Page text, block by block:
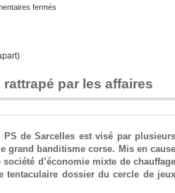
fermés
suivre
par les affaires
de Sarcelles est visé par plusieurs
grand banditisme corse. Mis en cause
d’économie mixte de chauffage
tentaculaire dossier du cercle de jeux